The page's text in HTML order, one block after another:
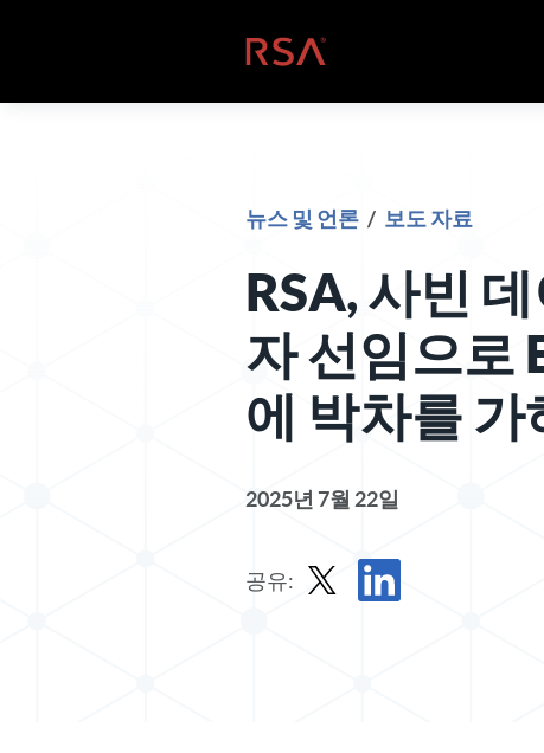
홈
뉴스 및 언론 / 보도 자료
RSA, 사빈
자 선임으로
에 박차를 가
2025년 7월 22일
공유: